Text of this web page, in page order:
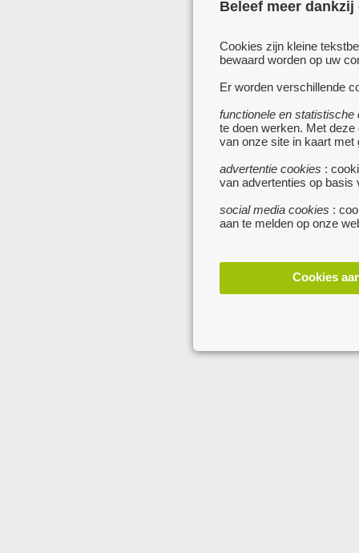
Beleef meer
Cookies zijn kleine
bewaard worden op uw
Er worden verschillende
functionele en statistische
te doen werken. Met
van onze site in kaart met
advertentie cookies :
van advertenties op basis
social media cookies :
aan te melden op onze
Cookies